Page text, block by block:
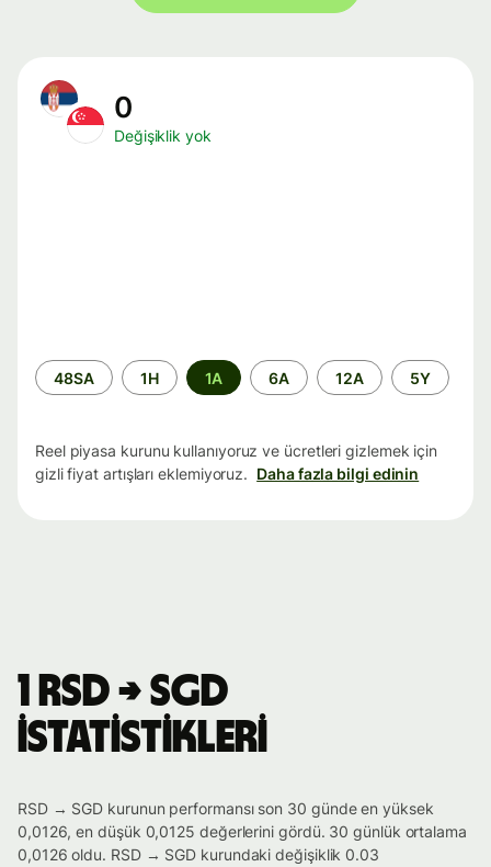
0
Değişiklik yok
Zaman
aralığı
48SA 1H 1A 6A 12A 5Y
Reel piyasa kurunu kullanıyoruz ve ücretleri gizlemek için
gizli fiyat artışları eklemiyoruz. Daha fazla bilgi edinin
1 RSD → SGD
istatistikleri
RSD → SGD kurunun performansı son 30 günde en yüksek
0,0126, en düşük 0,0125 değerlerini gördü. 30 günlük ortalama
0,0126 oldu. RSD → SGD kurundaki değişiklik 0.03